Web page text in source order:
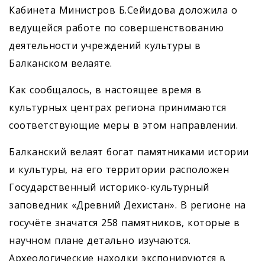
Кабинета Министров Б.Сейидова доложила о
ведущейся работе по совершенствованию
деятельности учреждений культуры в
Балканском велаяте.
Как сообщалось, в настоящее время в
культурных центрах региона принимаются
соответствующие меры в этом направлении.
Балканский велаят богат памятниками истории
и культуры, на его территории расположен
Государственный историко-культурный
заповедник «Древний Дехистан». В регионе на
госучёте значатся 258 памятников, которые в
научном плане детально изучаются.
Археологические находки экспонируются в